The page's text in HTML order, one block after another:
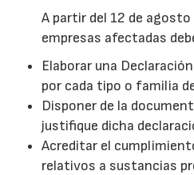
A partir del 12 de agosto
empresas afectadas
Elaborar una
por cada tipo o familia
Disponer de la
justifique dicha
Acreditar el
relativos a sustancias